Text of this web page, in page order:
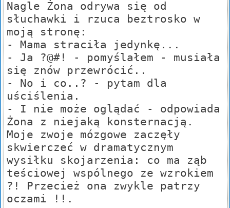
Nagle Żona odrywa się od
słuchawki i rzuca beztrosko w
moją stronę:
- Mama straciła jedynkę...
- Ja ?@#! - pomyślałem - musiała
się znów przewrócić..
- No i co..? - pytam dla
uściślenia.
- I nie może oglądać - odpowiada
Żona z niejaką konsternacją.
Moje zwoje mózgowe zaczęły
skwierczeć w dramatycznym
wysiłku skojarzenia: co ma ząb
teściowej wspólnego ze wzrokiem
?! Przecież ona zwykle patrzy
oczami !!.